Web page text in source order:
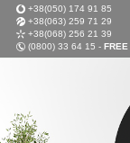
+38(050) 174 91 85
+38(063) 259 71 29
+38(068) 256 21 39
(0800) 33 64 15 - FREE